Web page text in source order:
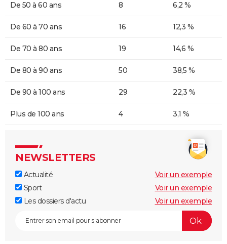
De 50 à 60 ans 8 6,2 %
De 60 à 70 ans 16 12,3 %
De 70 à 80 ans 19 14,6 %
De 80 à 90 ans 50 38,5 %
De 90 à 100 ans 29 22,3 %
Plus de 100 ans 4 3,1 %
NEWSLETTERS
Actualité
Voir un exemple
Sport
Voir un exemple
Les dossiers d'actu
Voir un exemple